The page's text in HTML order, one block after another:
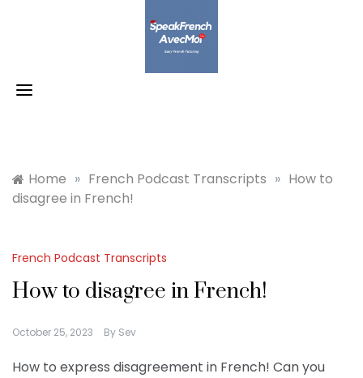
Home » French Podcast Transcripts » How to
disagree in French!
French Podcast Transcripts
How to disagree in French!
October 25, 2023 By Sev
How to express disagreement in French! Can you